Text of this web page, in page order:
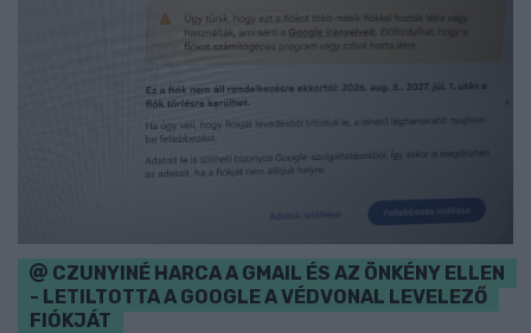
CZUNYINÉ HARCA A GMAIL ÉS AZ ÖNKÉNY ELLEN
- LETILTOTTA A GOOGLE A VÉDVONAL LEVELEZŐ
FIÓKJÁT